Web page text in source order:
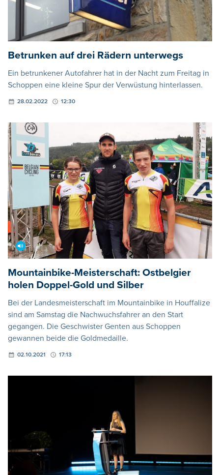
Betrunken auf drei Rädern unterwegs
Ein betrunkener Autofahrer hat in der Nacht zum Freitag in
Schoppen eine kleine Spur der Verwüstung hinterlassen.
28.02.2022 12:30
Mountainbike-Meisterschaft: Ostbelgier
holen Doppel-Gold und Silber
Bei der Landesmeisterschaft im Mountainbike in Houffalize
sind am Samstag die Nachwuchsfahrer an den Start
gegangen. Die Geschwister Genten aus Schoppen
gewannen beide die Goldmedaille.
02.10.2021 17:13